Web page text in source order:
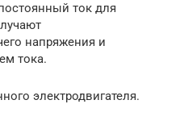
ток для
напряжения и
тока.
электродвигателя.